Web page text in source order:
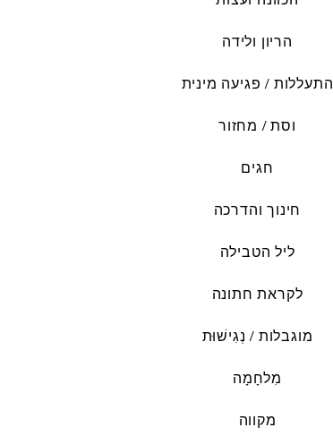
הריון ולידה
התעללות / פגיעה מינית
וסת / מחזור
חגים
חינוך והדרכה
ליל הטבילה
לקראת חתונה
מוגבלות / נְגִישׁוּת
מִלחָמָה
מקווה